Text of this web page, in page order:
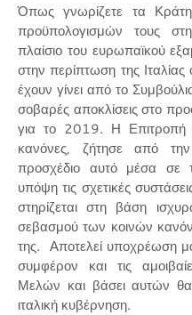
Όπως γνωρίζετε τα
προϋπολογισμών τους
πλαίσιο του ευρωπαϊκού
στην περίπτωση της
έχουν γίνει από το
σοβαρές αποκλίσεις στο
για το 2019. Η Επιτροπή
κανόνες, ζήτησε από
προσχέδιο αυτό μέσα σε
υπόψη τις σχετικές
στηρίζεται στη βάση
σεβασμού των κοινών
της. Αποτελεί υποχρέωση
συμφέρον και τις
Μελών και βάσει αυτών θα
ιταλική κυβέρνηση.